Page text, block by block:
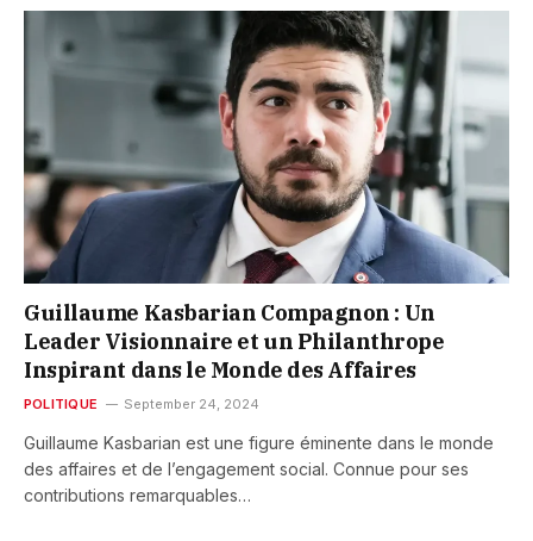
Guillaume Kasbarian Compagnon : Un
Leader Visionnaire et un Philanthrope
Inspirant dans le Monde des Affaires
POLITIQUE September 24, 2024
Guillaume Kasbarian est une figure éminente dans le monde
des affaires et de l’engagement social. Connue pour ses
contributions remarquables…